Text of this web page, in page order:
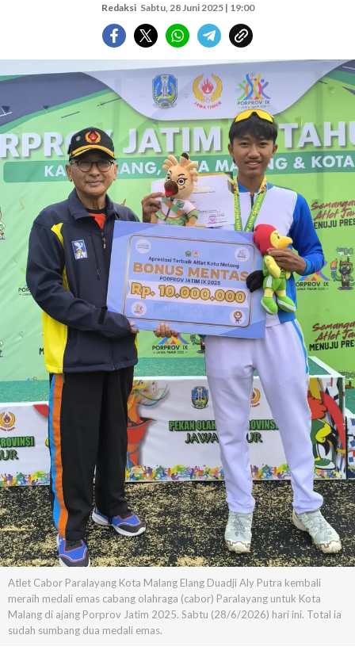
Redaksi Sabtu, 28 Juni 2025 | 19:00
Atlet Cabor Paralayang Kota Malang Elang Duadji Aly Putra kembali
meraih medali emas cabang olahraga (cabor) Paralayang untuk Kota
Malang di ajang Porprov Jatim 2025. Sabtu (28/6/2026) hari ini. Total ia
sudah sumbang dua medali emas.